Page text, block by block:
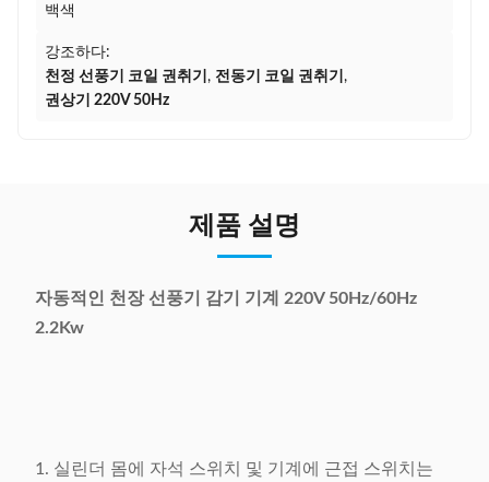
백색
강조하다:
천정 선풍기 코일 권취기 , 전동기 코일 권취기 ,
권상기 220V 50Hz
제품 설명
자동적인 천장 선풍기 감기 기계 220V 50Hz/60Hz
2.2Kw
1. 실린더 몸에 자석 스위치 및 기계에 근접 스위치는